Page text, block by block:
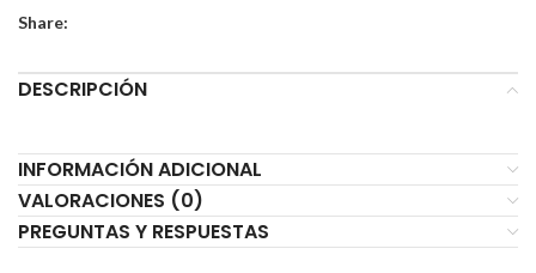
Share:
DESCRIPCIÓN
INFORMACIÓN ADICIONAL
VALORACIONES (0)
PREGUNTAS Y RESPUESTAS